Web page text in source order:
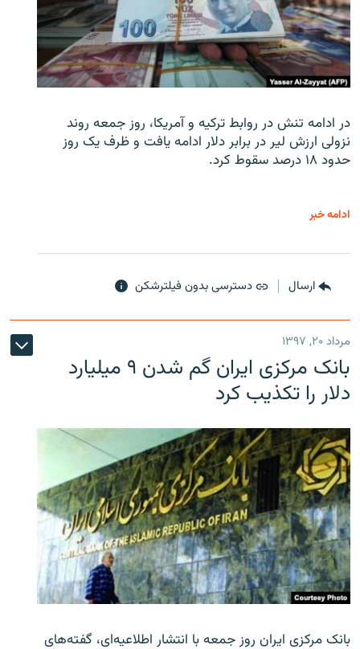
در ادامه تنش در روابط ترکیه و آمریکا، روز جمعه روند
نزولی ارزش لیر در برابر دلار ادامه یافت و ظرف یک روز
حدود ۱۸ درصد سقوط کرد.
ادامه خبر
ارسال دسترسی بدون فیلترشکن
مرداد ۲۰, ۱۳۹۷
بانک مرکزی ایران گم شدن ۹ میلیارد
دلار را تکذیب کرد
بانک مرکزی ایران روز جمعه با انتشار اطلاعیه‌ای، گفته‌های